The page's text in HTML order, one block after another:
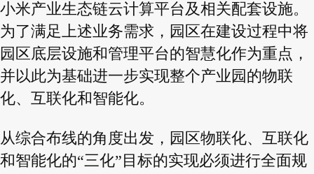
小米产业生态链云计算平台及相关配套设施。
为了满足上述业务需求，园区在建设过程中将
园区底层设施和管理平台的智慧化作为重点，
并以此为基础进一步实现整个产业园的物联
化、互联化和智能化。
从综合布线的角度出发，园区物联化、互联化
和智能化的“三化”目标的实现必须进行全面规